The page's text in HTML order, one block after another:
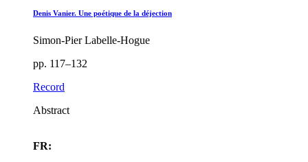
Denis Vanier. Une poétique de la déjection
Simon-Pier Labelle-Hogue
pp. 117–132
Record
Abstract
FR: